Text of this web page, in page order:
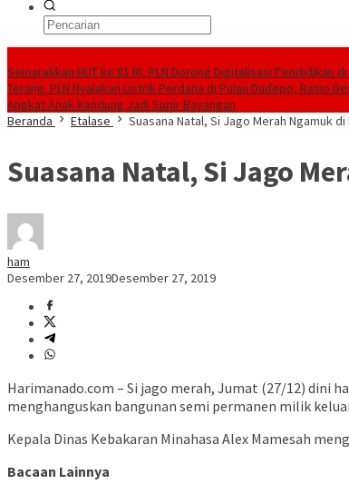
Semarakkan HUT ke 81 RI, PLN Dorong Digitalisasi Pendidikan
Terang. PLN Nyalakan Listrik Perdana di Pulau Dudepo, Rasio
Angkat Anak Kandung Jadi Supir Bayangan
Beranda
Etalase Suasana Natal, Si Jago Merah Ngamuk di
Suasana Natal, Si Jago
ham
Desember 27, 2019Desember 27, 2019
Harimanado.com – Si jago merah, Jumat (27/12) dini
menghanguskan bangunan semi permanen milik
Kepala Dinas Kebakaran Minahasa Alex Mamesah
Bacaan Lainnya